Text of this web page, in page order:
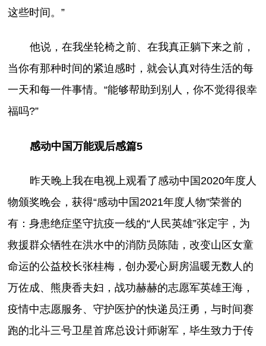
这些时间。”
他说，在我坐轮椅之前、在我真正躺下来之前，
当你有那种时间的紧迫感时，就会认真对待生活的每
一天和每一件事情。“能够帮助到别人，你不觉得很幸
福吗?”
感动中国万能观后感篇5
昨天晚上我在电视上观看了感动中国2020年度人
物颁奖晚会，获得“感动中国2021年度人物”荣誉的
有：身患绝症坚守抗疫一线的“人民英雄”张定宇，为
救援群众牺牲在洪水中的消防员陈陆，改变山区女童
命运的公益校长张桂梅，创办爱心厨房温暖无数人的
万佐成、熊庚香夫妇，战功赫赫的志愿军英雄王海，
疫情中志愿服务、守护医护的快递员汪勇，与时间赛
跑的北斗三号卫星首席总设计师谢军，毕生致力于传